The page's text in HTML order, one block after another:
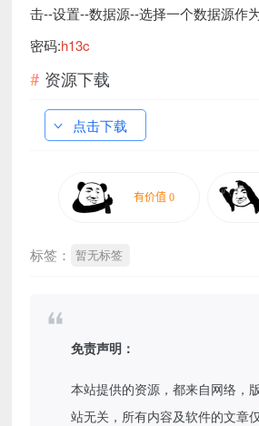
击--设置--数据源--选择一个数据源作为
密码:h13c
资源下载
点击下载
标签： 暂无标签
免责声明：
本站提供的资源，都来自网络，
站无关，所有内容及软件的文章